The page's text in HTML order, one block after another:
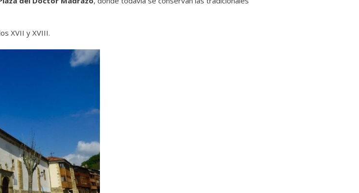
XVII y XVIII.